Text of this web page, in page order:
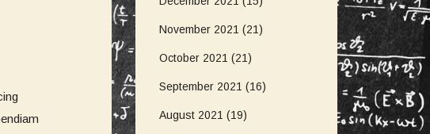
November 2021 (21)
October 2021 (21)
September 2021 (16)
August 2021 (19)